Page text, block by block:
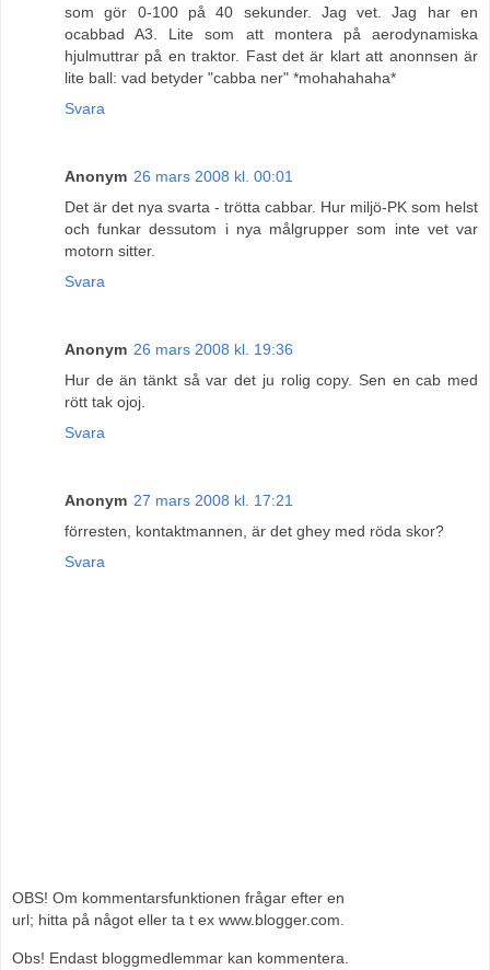
som gör 0-100 på 40 sekunder. Jag vet. Jag har en
ocabbad A3. Lite som att montera på aerodynamiska
hjulmuttrar på en traktor. Fast det är klart att anonnsen är
lite ball: vad betyder "cabba ner" *mohahahaha*
Svara
Anonym 26 mars 2008 kl. 00:01
Det är det nya svarta - trötta cabbar. Hur miljö-PK som helst
och funkar dessutom i nya målgrupper som inte vet var
motorn sitter.
Svara
Anonym 26 mars 2008 kl. 19:36
Hur de än tänkt så var det ju rolig copy. Sen en cab med
rött tak ojoj.
Svara
Anonym 27 mars 2008 kl. 17:21
förresten, kontaktmannen, är det ghey med röda skor?
Svara
OBS! Om kommentarsfunktionen frågar efter en
url; hitta på något eller ta t ex www.blogger.com.
Obs! Endast bloggmedlemmar kan kommentera.